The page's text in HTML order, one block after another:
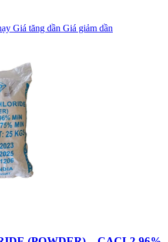
Giá tăng dần Giá giảm dần